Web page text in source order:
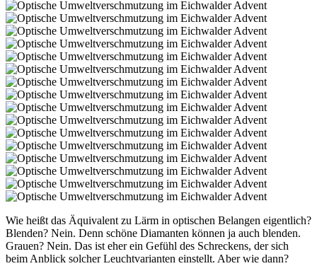
Wie heißt das Äquivalent zu Lärm in optischen Belangen eigentlich?
Blenden? Nein. Denn schöne Diamanten können ja auch blenden.
Grauen? Nein. Das ist eher ein Gefühl des Schreckens, der sich
beim Anblick solcher Leuchtvarianten einstellt. Aber wie dann?